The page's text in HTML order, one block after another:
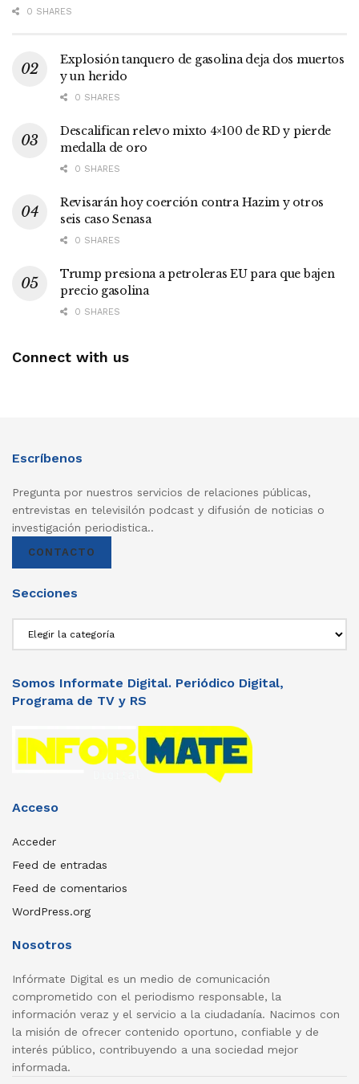
0 SHARES
Explosión tanquero de gasolina deja dos muertos
y un herido
0 SHARES
Descalifican relevo mixto 4×100 de RD y pierde
medalla de oro
0 SHARES
Revisarán hoy coerción contra Hazim y otros
seis caso Senasa
0 SHARES
Trump presiona a petroleras EU para que bajen
precio gasolina
0 SHARES
Connect with us
Escríbenos
Pregunta por nuestros servicios de relaciones públicas,
entrevistas en televisilón podcast y difusión de noticias o
investigación periodistica..
CONTACTO
Secciones
Somos Informate Digital. Periódico Digital,
Programa de TV y RS
Acceso
Acceder
Feed de entradas
Feed de comentarios
WordPress.org
Nosotros
Infórmate Digital es un medio de comunicación
comprometido con el periodismo responsable, la
información veraz y el servicio a la ciudadanía. Nacimos con
la misión de ofrecer contenido oportuno, confiable y de
interés público, contribuyendo a una sociedad mejor
informada.